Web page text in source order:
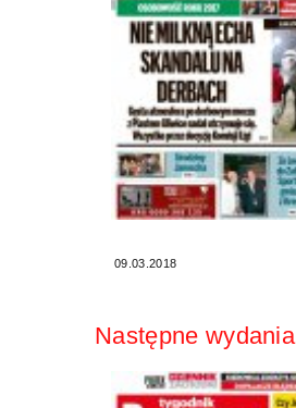
09.03.2018
Następne wydania